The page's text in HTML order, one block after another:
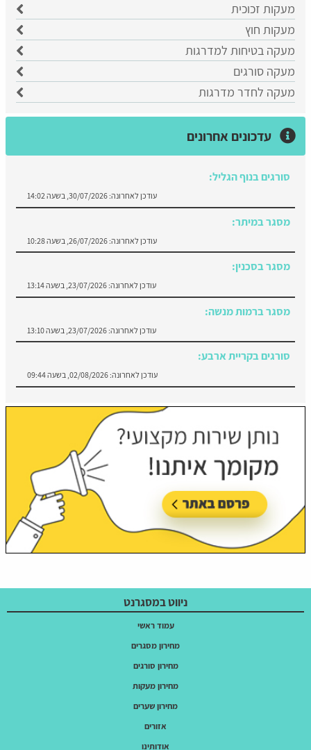
מעקות זכוכית
מעקות חוץ
מעקה בטיחות למדרגות
מעקה סורגים
מעקה לחדר מדרגות
עדכונים אחרונים
סורגים בנוף הגליל:
מסגר במיתר:
עודכן לאחרונה:26/07/2026, בשעה 10:28
עודכן לאחרונה:23/07/2026, בשעה 13:14
מסגר ברמות מנשה:
עודכן לאחרונה:23/07/2026, בשעה 13:10
עודכן לאחרונה:02/08/2026, בשעה 09:44
ניווט במסגרנט
עמוד ראשי
מחירון מסגרים
מחירון סורגים
מחירון מעקות
מחירון שערים
אזורים
אודותינו